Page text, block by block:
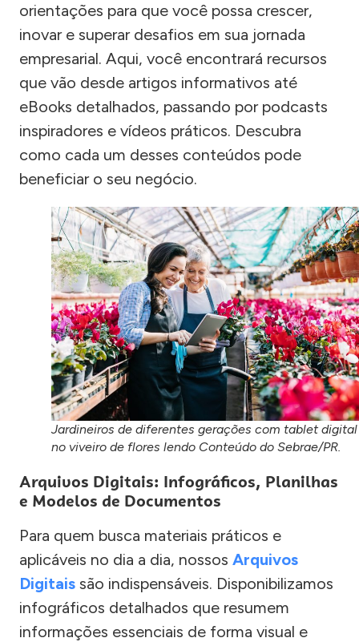
orientações para que você possa crescer,
inovar e superar desafios em sua jornada
empresarial. Aqui, você encontrará recursos
que vão desde artigos informativos até
eBooks detalhados, passando por podcasts
inspiradores e vídeos práticos. Descubra
como cada um desses conteúdos pode
beneficiar o seu negócio.
Jardineiros de diferentes gerações com tablet digital
no viveiro de flores lendo Conteúdo do Sebrae/PR.
Arquivos Digitais: Infográficos, Planilhas
e Modelos de Documentos
Para quem busca materiais práticos e
aplicáveis no dia a dia, nossos Arquivos
Digitais são indispensáveis. Disponibilizamos
infográficos detalhados que resumem
informações essenciais de forma visual e